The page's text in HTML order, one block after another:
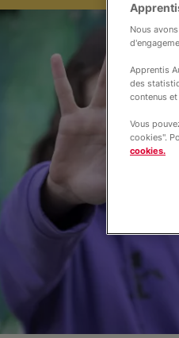
Nous
Apprentis
des
contenus
Vous
cookies".
cookies.